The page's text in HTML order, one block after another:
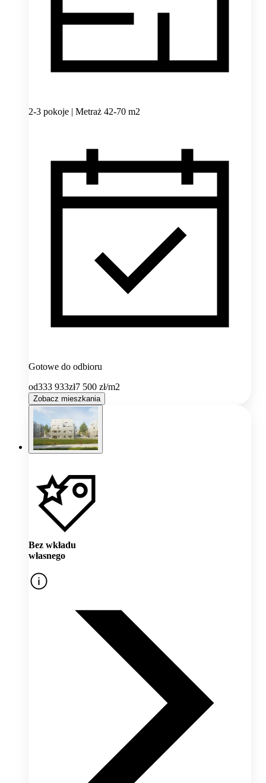
2-3 pokoje | Metraż 42-70 m2
Gotowe do odbioru
od333 933zł7 500 zł/m2
Zobacz mieszkania
Bez wkładu
własnego